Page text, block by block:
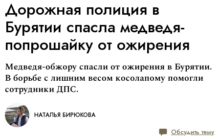
Дорожная полиция в
Бурятии спасла медведя-
попрошайку от ожирения
Медведя-обжору спасли от ожирения в Бурятии.
В борьбе с лишним весом косолапому помогли
сотрудники ДПС.
НАТАЛЬЯ БИРЮКОВА
Обсудить тему